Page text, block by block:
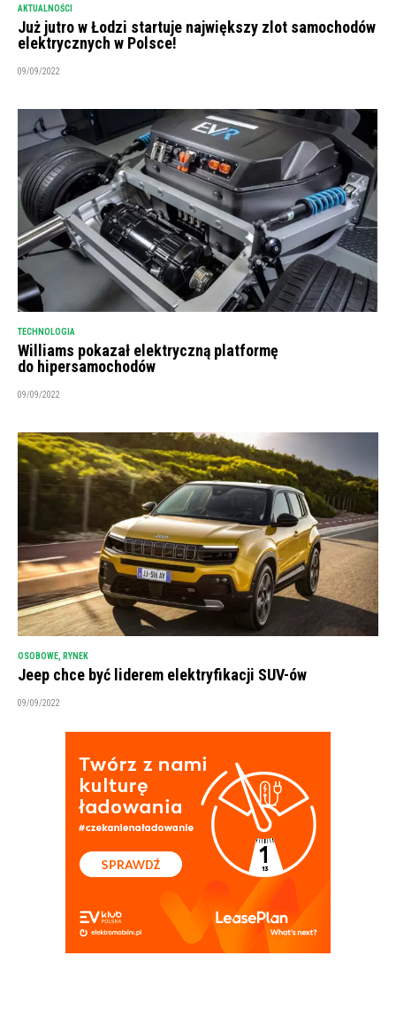
AKTUALNOŚCI
Już jutro w Łodzi startuje największy zlot samochodów
elektrycznych w Polsce!
09/09/2022
TECHNOLOGIA
Williams pokazał elektryczną platformę
do hipersamochodów
09/09/2022
OSOBOWE RYNEK
Jeep chce być liderem elektryfikacji SUV-ów
09/09/2022